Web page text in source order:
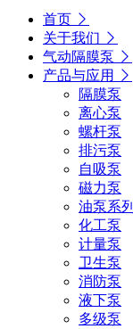
首页
关于我们
气动隔膜泵
产品与应用
隔膜泵
离心泵
螺杆泵
排污泵
自吸泵
磁力泵
油泵系列
化工泵
计量泵
卫生泵
消防泵
液下泵
多级泵